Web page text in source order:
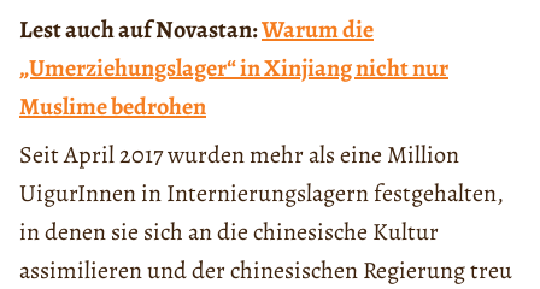
Lest auch auf Novastan:Warum die
„Umerziehungslager“ in Xinjiang nicht nur
Muslime bedrohen
Seit April 2017 wurden mehr als eine Million
UigurInnen in Internierungslagern festgehalten,
in denen sie sich an die chinesische Kultur
assimilieren und der chinesischen Regierung treu